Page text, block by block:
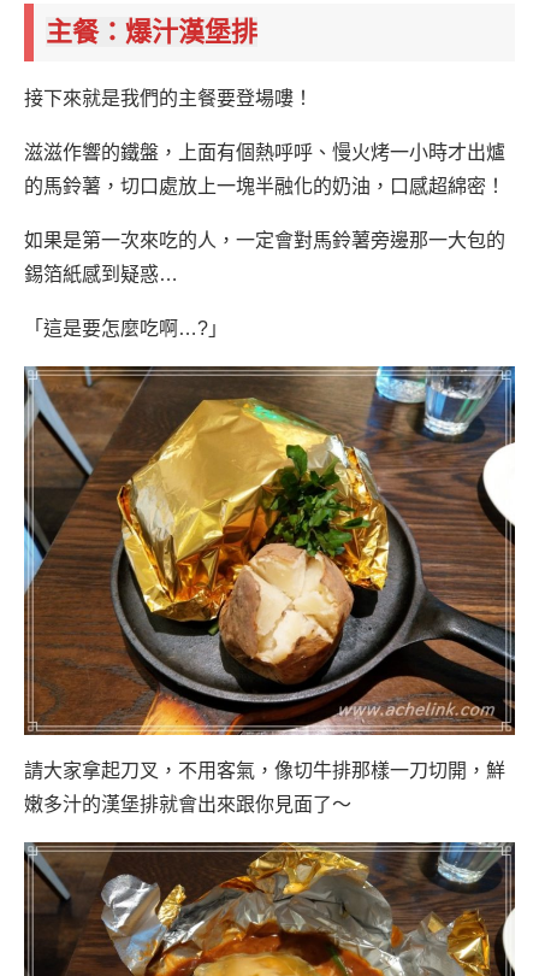
主餐：爆汁漢堡排
接下來就是我們的主餐要登場嘍！
滋滋作響的鐵盤，上面有個熱呼呼、慢火烤一小時才出爐
的馬鈴薯，切口處放上一塊半融化的奶油，口感超綿密！
如果是第一次來吃的人，一定會對馬鈴薯旁邊那一大包的
錫箔紙感到疑惑…
「這是要怎麼吃啊…?」
請大家拿起刀叉，不用客氣，像切牛排那樣一刀切開，鮮
嫩多汁的漢堡排就會出來跟你見面了～